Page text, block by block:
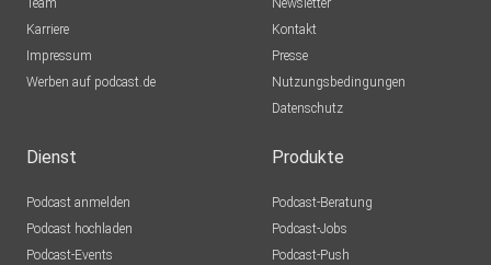
Team
Karriere
Impressum
Werben auf podcast.de
Newsletter
Kontakt
Presse
Nutzungsbedingungen
Datenschutz
Dienst
Podcast anmelden
Podcast hochladen
Podcast-Events
Produkte
Podcast-Beratung
Podcast-Jobs
Podcast-Push